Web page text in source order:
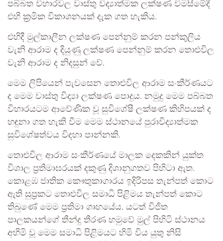
පබ්බත විහාරවල වාස්තු විද්‍යාත්මක ලක්ෂණ විමසීමේදී
එහි ක්‍රමික විකාශනයක් දැක ගත හැකිය.
එහිදී මුල්කාලීන ලක්ෂණ පෙන්නුම් කරන පන්කුලිය
වැනි ආරාම ද දියුණු ලක්ෂණ පෙන්නුම් කරන තොළුවිල
වැනි ආරාම ද නිදසුන් වේ.
මෙම ලිපියෙන් පැවසෙන තොළුවිල ආරාම සංකීර්ණයට
ද මෙම වාස්තු විද්‍යා ලක්ෂණ ‍පොදුය. නමුදු මෙම පබ්බත
විහාරයටම ආවේණික වූ සුවිශේෂී ලක්ෂණ කිහිපයක් ද
හඳුනා ගත හැකි වීම මෙම ස්ථානයේ පුරාවිද්‍යාත්මක
සුවිශේෂත්වය විදහා පාන්නකි.
තොළුවිල ආරාම සංකීර්ණයේ මාලක දෙකකින් යුක්ත
විශාල ප්‍රතිමාඝරයක් දකුණු දිශානුගතව පිහිටා ඇත.
කොළඹ ජාතික කෞතුකාගාරය ඉදිරිපස තැන්පත් කොට
ඇති සුප්‍රකට තොළුවිල සමාධි පිළිමය තැන්පත් කොට
තිබුණේ මෙම ප්‍රතිමා ගෘහයේය. යටත් විජිත
පාලකයන්ගේ තීන්දු තීරණ හමුවේ මුල් පිහිටි ස්ථානය
අහිමි වූ මෙම සමාධි පිළිමයට හිමි විය යුතු නිසි